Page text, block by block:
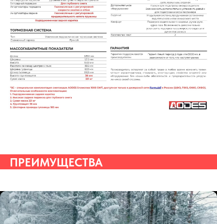
ПРЕИМУЩЕСТВА